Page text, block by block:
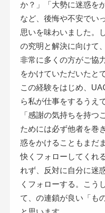
か？」「大勢に迷惑を
など、後悔や不安でい
思いを味わいました。
の究明と解決に向けて
非常に多くの方がご協
をかけていただいたと
この経験をはじめ、
ら私が仕事をするうえ
「感謝の気持ちを持つ
ためには必ず他者を巻
惑をかけることもまだ
快くフォローしてくれ
れず、反対に自分に迷
くフォローする。こう
て、の連鎖が良い「も